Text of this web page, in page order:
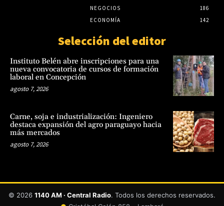
NEGOCIOS
186
ECONOMÍA
142
Selección del editor
Instituto Belén abre inscripciones para una
nueva convocatoria de cursos de formación
laboral en Concepción
agosto 7, 2026
Carne, soja e industrialización: Ingeniero
destaca expansión del agro paraguayo hacia
más mercados
agosto 7, 2026
© 2026 1140 AM · Central Radio. Todos los derechos reservados.